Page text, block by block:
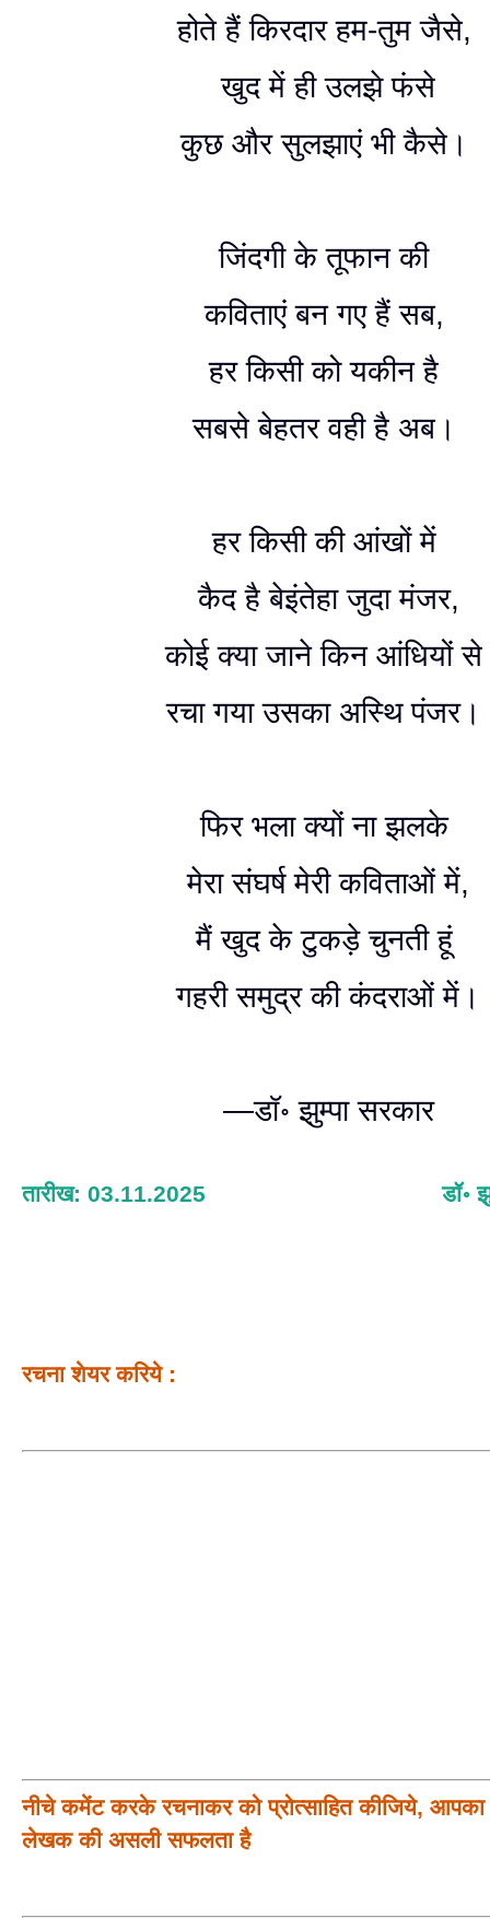
होते हैं किरदार हम-तुम जैसे,
खुद में ही उलझे फंसे
कुछ और सुलझाएं भी कैसे।
जिंदगी के तूफान की
कविताएं बन गए हैं सब,
हर किसी को यकीन है
सबसे बेहतर वही है अब।
हर किसी की आंखों में
कैद है बेइंतेहा जुदा मंजर,
कोई क्या जाने किन आंधियों से
रचा गया उसका अस्थि पंजर।
फिर भला क्यों ना झलके
मेरा संघर्ष मेरी कविताओं में,
मैं खुद के टुकड़े चुनती हूं
गहरी समुद्र की कंदराओं में।
—डॉ॰ झुम्पा सरकार
तारीख: 03.11.2025 डॉ॰
रचना शेयर करिये :
नीचे कमेंट करके रचनाकर को प्रोत्साहित कीजिये, आपका
लेखक की असली सफलता है